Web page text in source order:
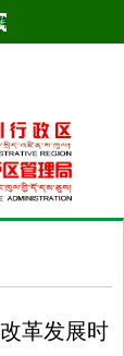
革发展时